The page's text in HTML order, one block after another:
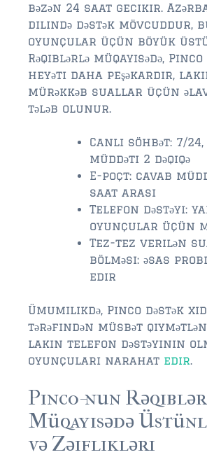
bəzən 24 saat gecikir.
dilində dəstək mövcuddur,
oyunçular üçün böyük
Rəqiblərlə müqayisədə, Pinco
heyəti daha peşəkardır,
mürəkkəb suallar üçün
tələb olunur.
Canlı söhbət: 7/
müddəti 2 dəqiqə
E-poçt: cavab
saat arası
Telefon dəstəyi:
oyunçular üçün
Tez-tez verilən
bölməsi: əsas
edir
Ümumilikdə, Pinco dəstək
tərəfindən müsbət
lakin telefon dəstəyinin
oyunçuları narahat edir.
Pinco-nun
Müqayisədə
və Zəiflikləri